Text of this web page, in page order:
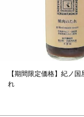
【期間限定価格】紀ノ
れ